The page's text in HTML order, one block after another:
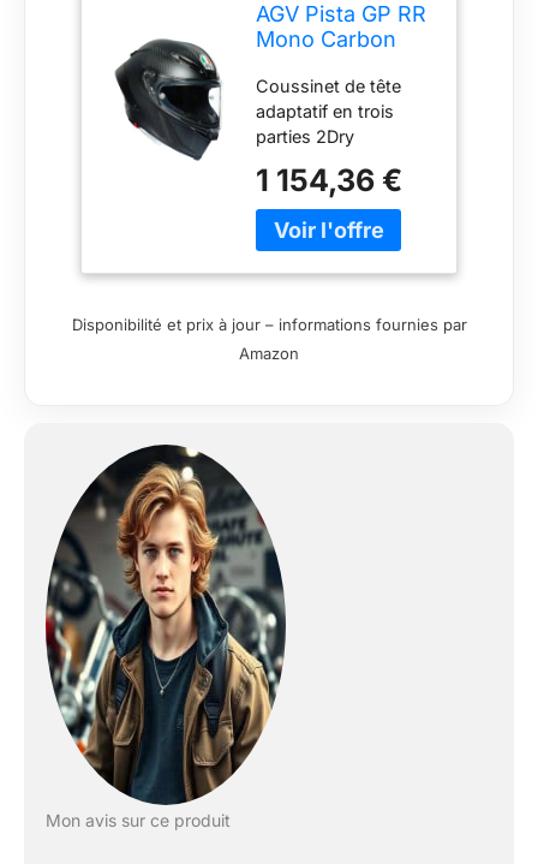
AGV Pista GP RR
Mono Carbon
carbon matt, 2XL
(63/64)
Coussinet de tête
adaptatif en trois
parties 2Dry
instantanée de la
sueur Microsense
confort cutané
coussinets de joue
Ajustement de
1 154,36 €
Disponibilité et prix à jour – informations fournies par
Amazon
Mon avis sur ce produit